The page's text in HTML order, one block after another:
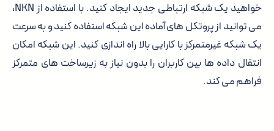
خواهید یک شبکه ارتباطی جدید ایجاد کنید. با استفاده از NKN،
می توانید از پروتکل های آماده این شبکه استفاده کنید و به سرعت
یک شبکه غیرمتمرکز با کارایی بالا راه اندازی کنید. این شبکه امکان
انتقال داده ها بین کاربران را بدون نیاز به زیرساخت های متمرکز
فراهم می کند.